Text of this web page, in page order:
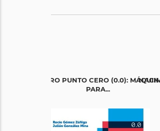
LO CERO PUNTO CERO (0.0):
PARA...